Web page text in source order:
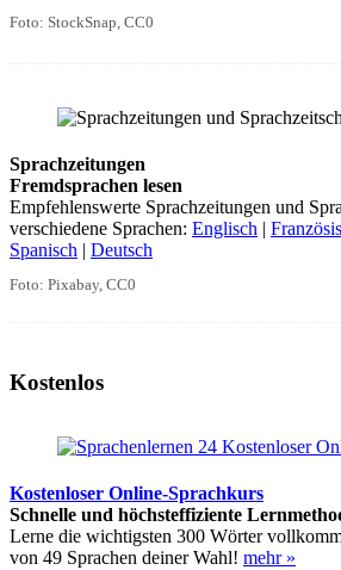
Foto: StockSnap, CC0
Sprachzeitungen
Fremdsprachen lesen
Empfehlenswerte Sprachzeitungen und
verschiedene Sprachen: Englisch |
Spanisch | Deutsch
Foto: Pixabay, CC0
Kostenlos
Kostenloser Online-Sprachkurs
Schnelle und höchsteffiziente
Lerne die wichtigsten 300 Wörter
von 49 Sprachen deiner Wahl! mehr »